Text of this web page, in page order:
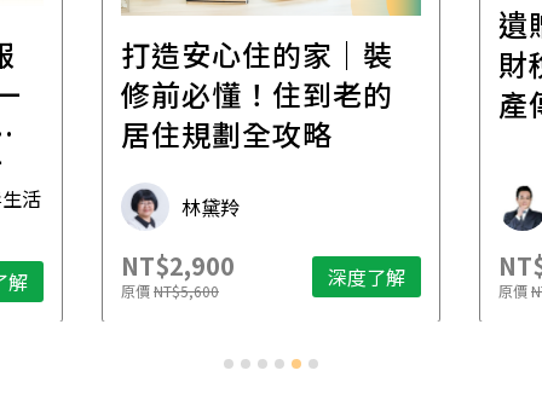
活
解
打造安心住的家｜裝
修前必懂！住到老的
居住規劃全攻略
林黛羚
NT$2,900
原價NT$5,600 深度了解
遺
財
產
原價